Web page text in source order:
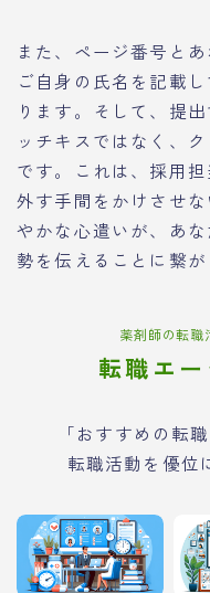
また、ページ番号と
ご自身の氏名を記載
ります。そして、提
ッチキスではなく、
です。これは、採用
外す手間をかけさせ
やかな心遣いが、あ
勢を伝えることに繋が
薬剤師の転職
転職エ
「おすすめの転
転職活動を優位